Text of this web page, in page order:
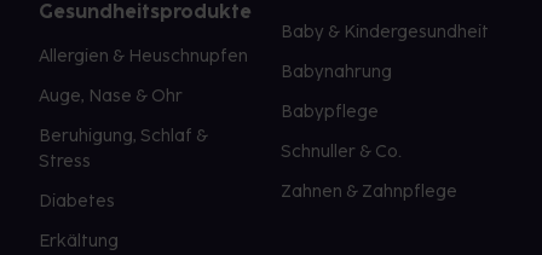
Gesundheitsprodukte
Allergien & Heuschnupfen
Auge, Nase & Ohr
Beruhigung, Schlaf &
Stress
Diabetes
Erkältung
Baby & Kindergesundheit
Babynahrung
Babypflege
Schnuller & Co.
Zahnen & Zahnpflege